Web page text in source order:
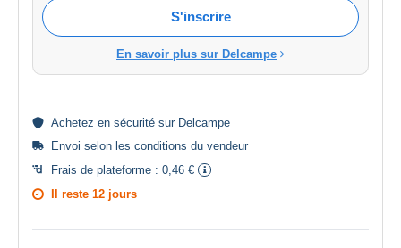
S'inscrire
En savoir plus sur Delcampe
Achetez en sécurité sur Delcampe
Envoi selon les conditions du vendeur
Frais de plateforme : 0,46 €
Il reste 12 jours